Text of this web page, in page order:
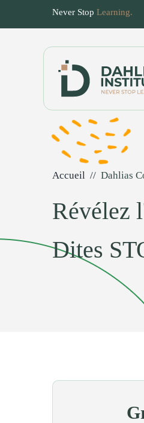
Never Stop Learning.
Accueil Dahlias
Révélez
Dites